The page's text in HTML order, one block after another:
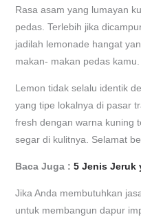
Rasa asam yang lumayan
pedas. Terlebih jika
jadilah lemonade hangat
makan- makan pedas kamu.
Lemon tidak selalu identik
yang tipe lokalnya di pasar
fresh dengan warna kuning
segar di kulitnya. Selamat
Baca Juga : 5 Jenis Jeruk
Jika Anda membutuhkan
untuk membangun dapur